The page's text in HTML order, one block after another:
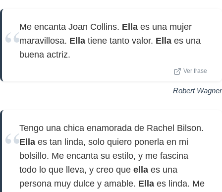
Me encanta Joan Collins. Ella es una mujer
maravillosa. Ella tiene tanto valor. Ella es una
buena actriz.
Ver frase
Robert Wagner
Tengo una chica enamorada de Rachel Bilson.
Ella es tan linda, solo quiero ponerla en mi
bolsillo. Me encanta su estilo, y me fascina
todo lo que lleva, y creo que ella es una
persona muy dulce y amable. Ella es linda. Me